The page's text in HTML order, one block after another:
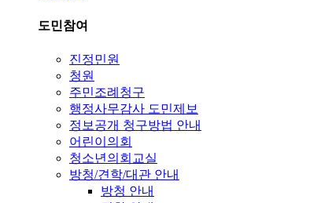
도민참여
진정민원
청원
주민조례청구
행정사무감사 도민제보
정보공개 청구방법 안내
어린이의회
청소년의회교실
방청/견학/대관 안내
방청 안내